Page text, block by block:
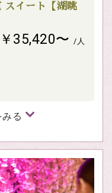
スイート【湖眺
￥35,420〜 /人
る